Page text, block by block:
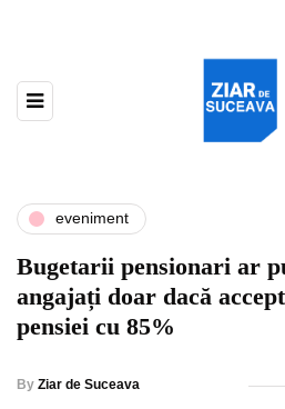
eveniment
Bugetarii pensionari ar
angajați doar dacă
pensiei cu 85%
By Ziar de Suceava